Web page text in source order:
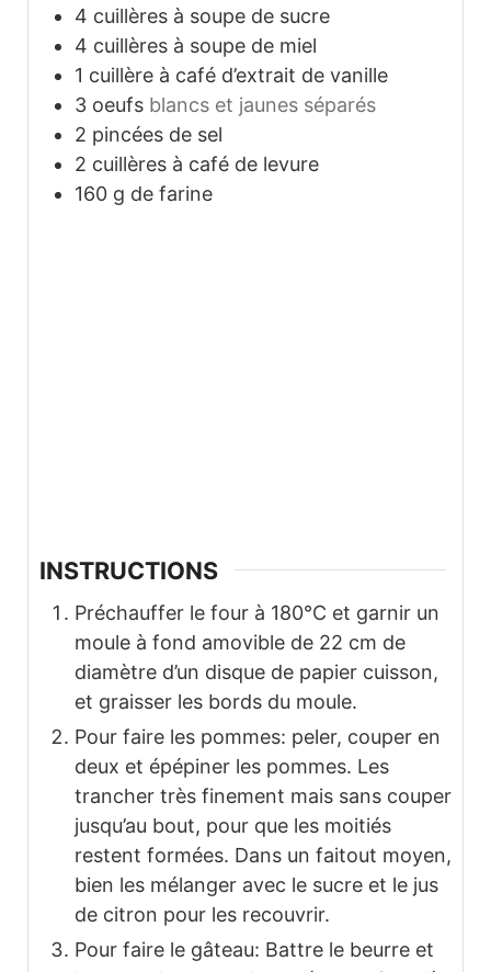
4 cuillères à soupe de sucre
4 cuillères à soupe de miel
1 cuillère à café d’extrait de vanille
3 oeufs blancs et jaunes séparés
2 pincées de sel
2 cuillères à café de levure
160 g de farine
INSTRUCTIONS
Préchauffer le four à 180°C et garnir un
moule à fond amovible de 22 cm de
diamètre d’un disque de papier cuisson,
et graisser les bords du moule.
Pour faire les pommes: peler, couper en
deux et épépiner les pommes. Les
trancher très finement mais sans couper
jusqu’au bout, pour que les moitiés
restent formées. Dans un faitout moyen,
bien les mélanger avec le sucre et le jus
de citron pour les recouvrir.
Pour faire le gâteau: Battre le beurre et